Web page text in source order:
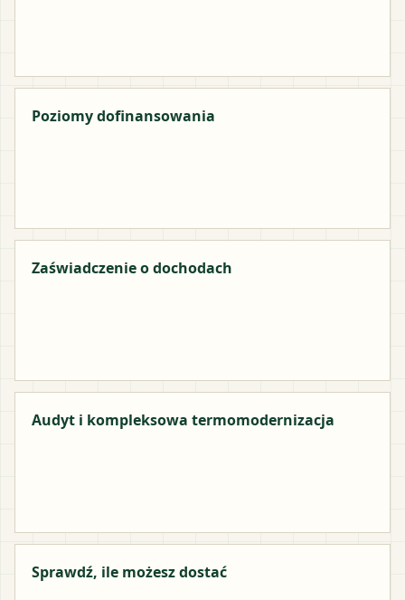
Poziomy dofinansowania
Zaświadczenie o dochodach
Audyt i kompleksowa termomodernizacja
Sprawdź, ile możesz dostać